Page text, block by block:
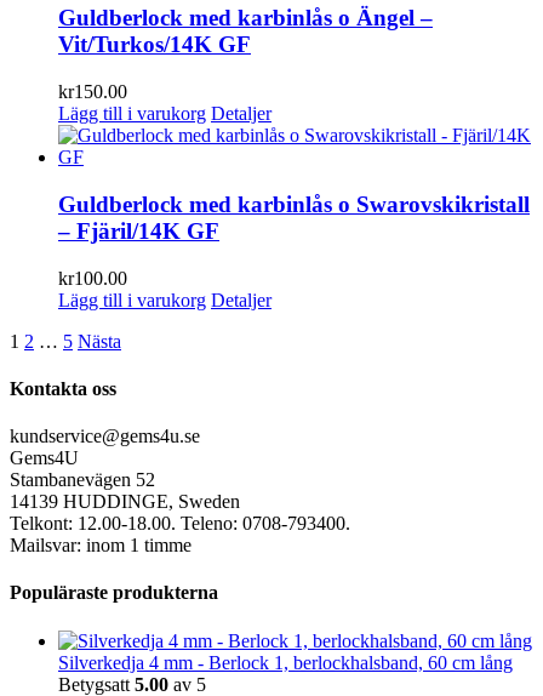
Guldberlock med karbinlås o Ängel –
Vit/Turkos/14K GF
kr150.00
Lägg till i varukorg Detaljer
Guldberlock med karbinlås o Swarovskikristall
– Fjäril/14K GF
kr100.00
Lägg till i varukorg Detaljer
1 2 … 5 Nästa
Kontakta oss
kundservice@gems4u.se
Gems4U
Stambanevägen 52
14139 HUDDINGE, Sweden
Telkont: 12.00-18.00. Teleno: 0708-793400.
Mailsvar: inom 1 timme
Populäraste produkterna
Silverkedja 4 mm - Berlock 1, berlockhalsband, 60 cm lång
Betygsatt 5.00 av 5